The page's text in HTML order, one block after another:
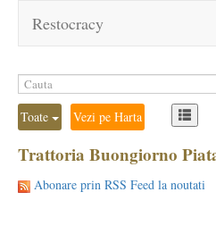
Restocracy
Toate Vezi pe Harta
Trattoria Buongiorno
Abonare prin RSS Feed la noutati